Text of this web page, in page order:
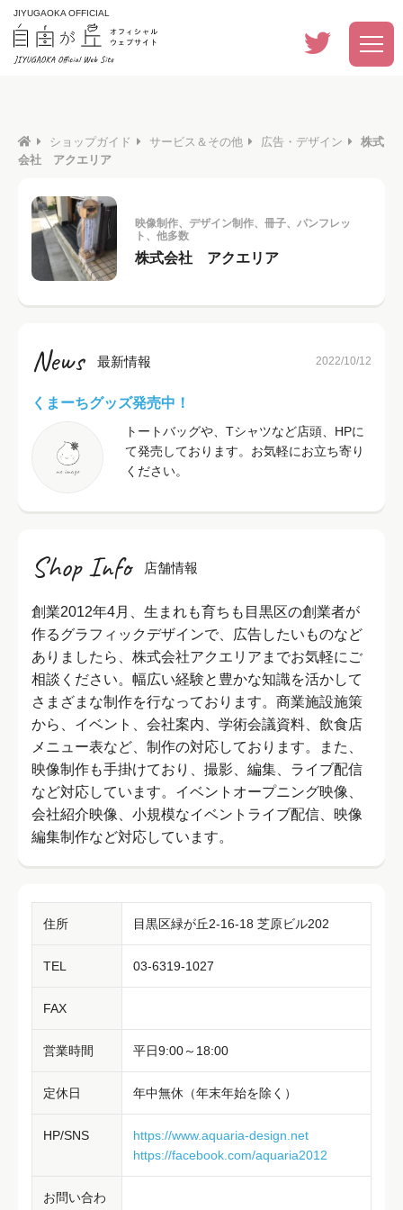
JIYUGAOKA OFFICIAL
ショップガイド サービス＆その他 広告・デザイン
株式
会社 アクエリア
映像制作、デザイン制作、冊子、パンフレッ
ト、他多数
株式会社 アクエリア
News 最新情報 2022/10/12
くまーちグッズ発売中！
トートバッグや、Tシャツなど店頭、HPに
て発売しております。お気軽にお立ち寄り
ください。
Shop Info 店舗情報
創業2012年4月、生まれも育ちも目黒区の創業者が
作るグラフィックデザインで、広告したいものなど
ありましたら、株式会社アクエリアまでお気軽にご
相談ください。幅広い経験と豊かな知識を活かして
さまざまな制作を行なっております。商業施設施策
から、イベント、会社案内、学術会議資料、飲食店
メニュー表など、制作の対応しております。また、
映像制作も手掛けており、撮影、編集、ライブ配信
など対応しています。イベントオープニング映像、
会社紹介映像、小規模なイベントライブ配信、映像
編集制作など対応しています。
住所 目黒区緑が丘2-16-18 芝原ビル202
TEL 03-6319-1027
FAX
営業時間 平日9:00～18:00
定休日 年中無休（年末年始を除く）
HP/SNS
https://www.aquaria-design.net
https://facebook.com/aquaria2012
お問い合わ